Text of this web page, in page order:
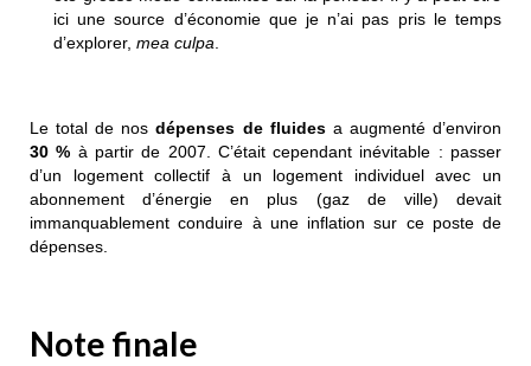
ici une source d’économie que je n’ai pas pris le temps
d’explorer, mea culpa.
Le total de nosdépenses de fluidesa augmenté d’environ
30 % à partir de 2007. C’était cependant inévitable : passer
d’un logement collectif à un logement individuel avec un
abonnement d’énergie en plus (gaz de ville) devait
immanquablement conduire à une inflation sur ce poste de
dépenses.
Note finale